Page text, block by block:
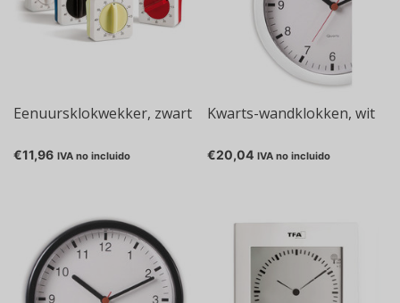
Eenuursklokwekker, zwart
€11,96 IVA no incluido
Kwarts-wandklokken, wit
€20,04 IVA no incluido